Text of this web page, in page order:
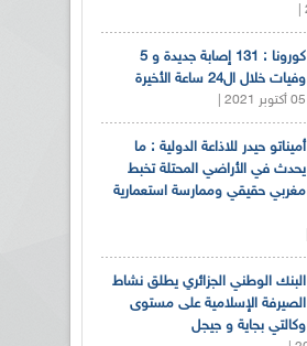
كورونا : 131 إصابة جديدة و 5
وفيات خلال ال24 ساعة الأخيرة
05 أكتوبر 2021 |
أميناتو حيدر للاذاعة الدولية : ما
يحدث في الأراضي المحتلة تخبط
مغربي حقيقي وممارسة استعمارية
البنك الوطني الجزائري يطلق نشاط
الصيرفة الإسلامية على مستوى
وكالتي بجاية و جيجل